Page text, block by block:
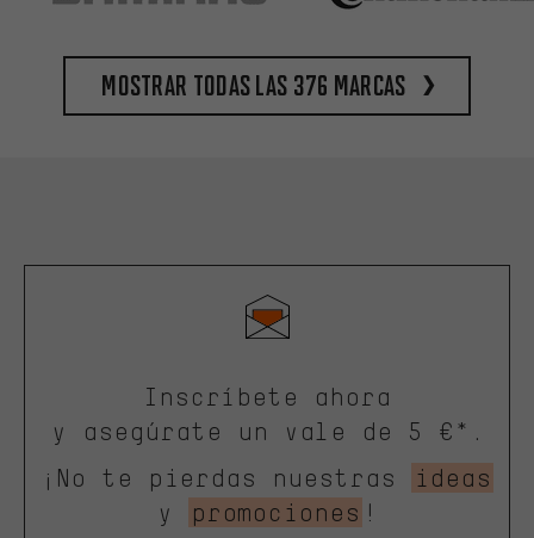
Mostrar todas las 376 marcas
Inscríbete ahora
y asegúrate un vale de 5 €*.
¡No te pierdas nuestras
ideas
y
promociones !